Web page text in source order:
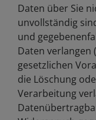
Daten über Sie
unvollständig
und
Daten verlangen
gesetzlichen
die Löschung
Verarbeitung